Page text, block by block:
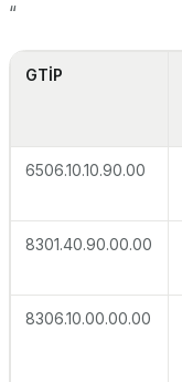
“
GTİP
6506.10.10.90.00
8301.40.90.00.00
8306.10.00.00.00